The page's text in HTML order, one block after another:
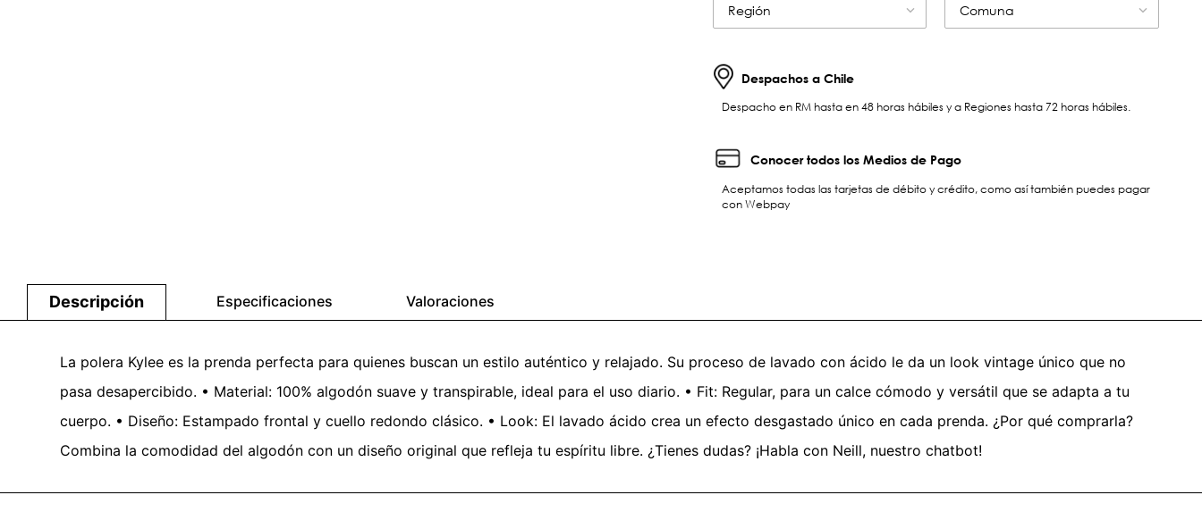
Región Comuna
Despachos a Chile
Despacho en RM hasta en 48 horas hábiles y a Regiones hasta 72 horas hábiles.
Conocer todos los Medios de Pago
Aceptamos todas las tarjetas de débito y crédito, como así también puedes pagar
con Webpay
Descripción Especificaciones Valoraciones
La polera Kylee es la prenda perfecta para quienes buscan un estilo auténtico y relajado. Su proceso de lavado con ácido le da un look vintage único que no
pasa desapercibido. • Material: 100% algodón suave y transpirable, ideal para el uso diario. • Fit: Regular, para un calce cómodo y versátil que se adapta a tu
cuerpo. • Diseño: Estampado frontal y cuello redondo clásico. • Look: El lavado ácido crea un efecto desgastado único en cada prenda. ¿Por qué comprarla?
Combina la comodidad del algodón con un diseño original que refleja tu espíritu libre. ¿Tienes dudas? ¡Habla con Neill, nuestro chatbot!